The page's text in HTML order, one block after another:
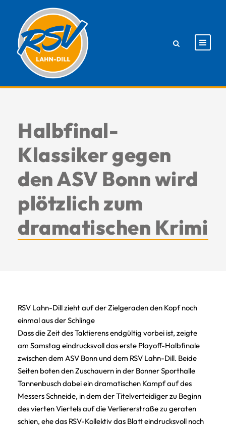
Halbfinal-
Klassiker gegen
den ASV Bonn wird
plötzlich zum
dramatischen Krimi
RSV Lahn-Dill zieht auf der Zielgeraden den Kopf noch
einmal aus der Schlinge
Dass die Zeit des Taktierens endgültig vorbei ist, zeigte
am Samstag eindrucksvoll das erste Playoff-Halbfinale
zwischen dem ASV Bonn und dem RSV Lahn-Dill. Beide
Seiten boten den Zuschauern in der Bonner Sporthalle
Tannenbusch dabei ein dramatischen Kampf auf des
Messers Schneide, in dem der Titelverteidiger zu Beginn
des vierten Viertels auf die Verliererstraße zu geraten
schien, ehe das RSV-Kollektiv das Blatt eindrucksvoll noch